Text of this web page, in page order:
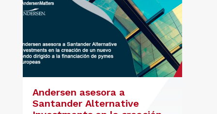
Andersen asesora a
Santander Alternative